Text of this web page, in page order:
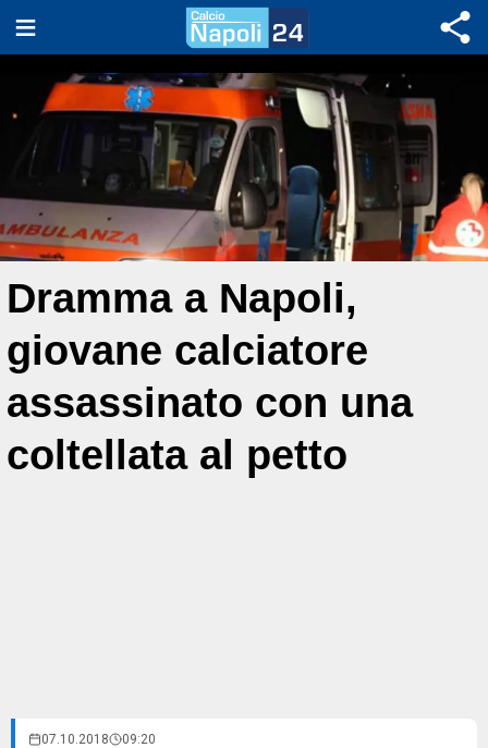
Dramma a Napoli,
giovane calciatore
assassinato con una
coltellata al petto
07.10.2018 09:20